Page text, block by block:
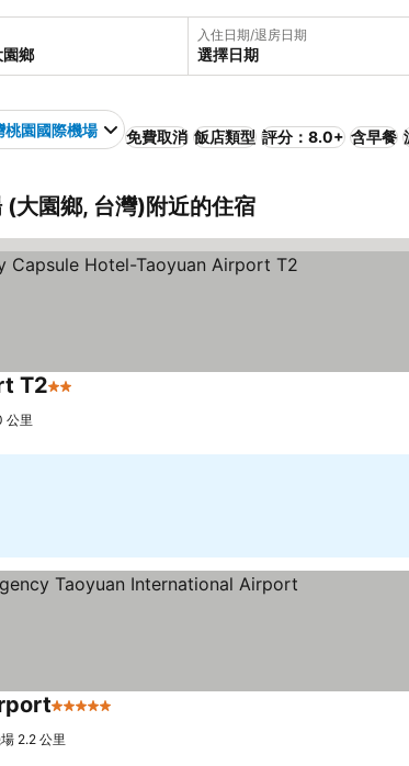
入住日期/退房日期
選擇日期
桃園國際機場 免費取消 飯店類型 評分：8.0+ 含早餐
大園鄉, 台灣)附近的住宿
T22 星級
公里
5 星級
2.2 公里